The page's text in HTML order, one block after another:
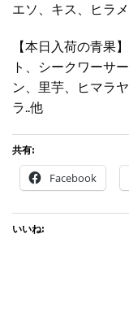
エソ、キス、ヒラ
【本日入荷の青果
ト、シークワーサ
ン、里芋、ヒマラ
ラ..他
共有:
Facebook
いいね: